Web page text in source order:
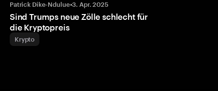
Patrick Dike-Ndulue•3. Apr. 2025
Sind Trumps neue Zölle schlecht für
die Kryptopreis
Krypto